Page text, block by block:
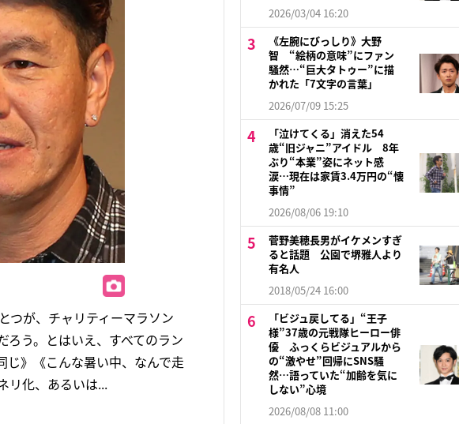
つが、チャリティーマラソン
う。とはいえ、すべてのラン
じ》《こんな暑い中、なんで走
リ化、あるいは...
2026/03/04 16:20
《左腕にびっしり》大野
智 “絵柄の意味”にファン
騒然…“巨大タトゥー”に描
かれた「7文字の言葉」
2026/07/09 15:25
「泣けてくる」消えた54
歳“旧ジャニ”アイドル 8年
ぶり“本業”姿にネット感
涙…現在は家賃3.4万円の“懐
事情”
2026/08/06 19:10
菅野美穂長男がイケメンすぎ
ると話題 公園で堺雅人より
有名人
2018/05/24 16:00
「ビジュ戻してる」“王子
様”37歳の元戦隊ヒーロー俳
優 ふっくらビジュアルから
の“激やせ”回帰にSNS騒
然…語っていた“加齢を気に
しない”心境
2026/08/08 11:00